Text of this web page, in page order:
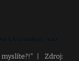
myslíte?!"
Zdroj: